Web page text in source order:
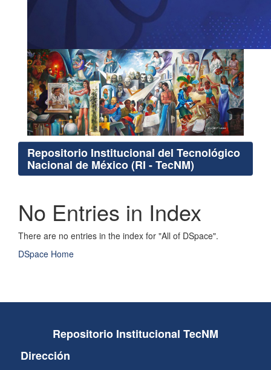
Repositorio Institucional del Tecnológico
Nacional de México (RI - TecNM)
No Entries in Index
There are no entries in the index for "All of DSpace".
DSpace Home
Repositorio Institucional TecNM
Dirección